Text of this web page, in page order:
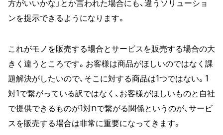
方がいいかな」とか言われた場合にも、違うソリューショ
ンを提示できるようになります。
これがモノを販売する場合とサービスを販売する場合の大
きく違うところです。お客様は商品がほしいのではなく課
題解決がしたいので、そこに対する商品は1つではない。1
対1で繋がっている訳ではなく、お客様がほしいものと自社
で提供できるものが1対nで繋がる関係というのが、サービ
スを販売する場合は非常に重要になってきます。